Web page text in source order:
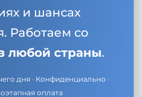
и шансах
Работаем со
любой страны.
дня · Конфиденциально ·
оплата